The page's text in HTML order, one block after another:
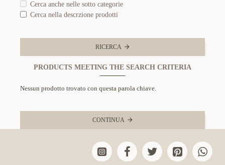
Cerca anche nelle sotto categorie
Cerca nella descrzione prodotti
RICERCA
PRODUCTS MEETING THE SEARCH CRITERIA
Nessun prodotto trovato con questa parola chiave.
CONTINUA